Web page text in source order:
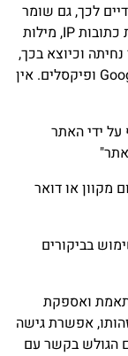
לכך, גם שומר
באופן אוטומטי מידע סטטיסטי ואגבי, כדוגמת כתובות IP, מילות
וכיוצא בכך,
באמצעים סטנדרטיים כדוגמת Google Analytics ופיקסלים. אין
ידי האתר
מקוון או דואר
בביקורים
ואספקת
אפשרת גישה
הגולש בקשר עם